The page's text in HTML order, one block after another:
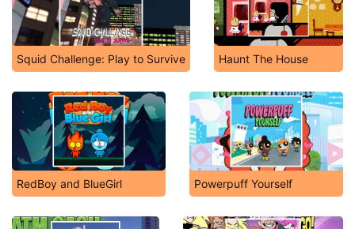
Squid Challenge: Play to Survive Haunt The House
RedBoy and BlueGirl Powerpuff Yourself